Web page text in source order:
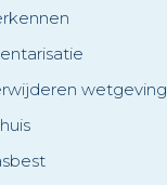
wetgeving